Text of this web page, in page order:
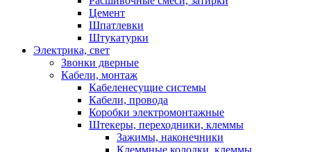
Цемент
Шпатлевки
Штукатурки
Электрика, свет
Звонки дверные
Кабели, монтаж
Кабеленесущие системы
Кабели, провода
Коробки электромонтажные
Штекеры, переходники, клеммы
Зажимы, наконечники
Клеммные колодки, клеммы